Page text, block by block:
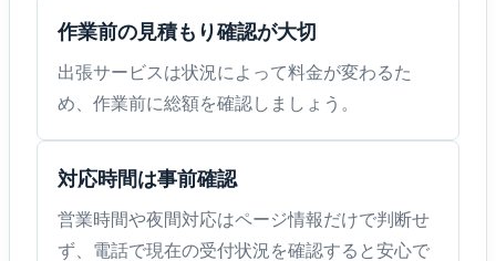
作業前の見積もり確認が大切
出張サービスは状況によって料金が変わるた
め、作業前に総額を確認しましょう。
対応時間は事前確認
営業時間や夜間対応はページ情報だけで判断せ
ず、電話で現在の受付状況を確認すると安心で